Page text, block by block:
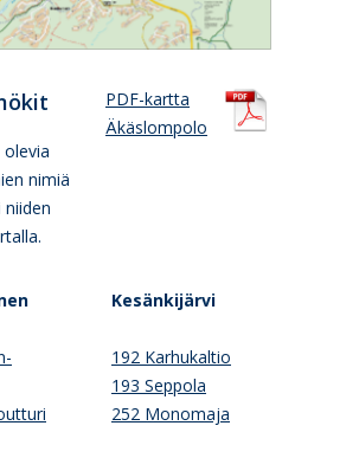
olevia
nimiä
niiden
PDF-kartta
Äkäslompolo
Kesänkijärvi
192 Karhukaltio
193 Seppola
252 Monomaja